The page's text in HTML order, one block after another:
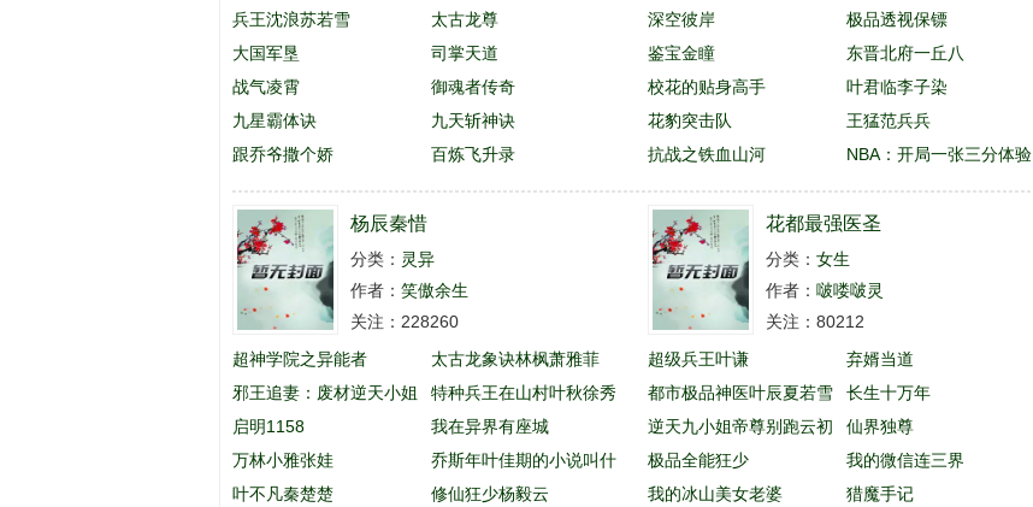
兵王沈浪苏若雪
太古龙尊
大国军垦
司掌天道
战气凌霄
御魂者传奇
九星霸体诀
九天斩神诀
跟乔爷撒个娇
百炼飞升录
深空彼岸
极品透视保镖
鉴宝金瞳
东晋北府一丘八
校花的贴身高手
叶君临李子染
花豹突击队
王猛范兵兵
抗战之铁血山河
NBA：开局一张三分体验
卡
杨辰秦惜
分类： 灵异
作者： 笑傲余生
关注：228260
超神学院之异能者
太古龙象诀林枫萧雅菲
邪王追妻：废材逆天小姐
特种兵王在山村叶秋徐秀
英
启明1158
我在异界有座城
万林小雅张娃
乔斯年叶佳期的小说叫什
么名字
叶不凡秦楚楚 修仙狂少杨毅云
花都最强医圣
分类： 女生
作者： 啵喽啵灵
关注：80212
超级兵王叶谦
弃婿当道
都市极品神医叶辰夏若雪
孙怡
长生十万年
逆天九小姐帝尊别跑云初
玖
仙界独尊
极品全能狂少
我的微信连三界
我的冰山美女老婆
猎魔手记